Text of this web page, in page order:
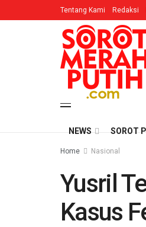
Tentang Kami Redaksi
NEWS SOROT
Home Nasional
Yusril
Kasus